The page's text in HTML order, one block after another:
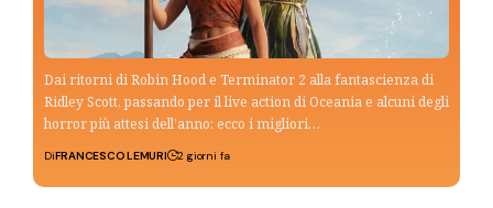
Dai ritorni di Robin Hood e Terminator 2 alla fantascienza di
Ridley Scott, passando per il live action di Oceania e alcuni degli
horror più attesi dell’anno: ecco i migliori…
DiFRANCESCO LEMURI 2 giorni fa